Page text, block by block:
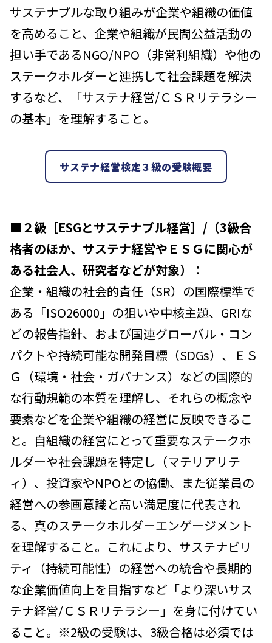
サステナブルな取り組みが企業や組織の価値
を高めること、企業や組織が民間公益活動の
担い手であるNGO/NPO（非営利組織）や他の
ステークホルダーと連携して社会課題を解決
するなど、「サステナ経営/ＣＳＲリテラシー
の基本」を理解すること。
サステナ経営検定３級の受験概要
■ ２級［ESGとサステナブル経営］/（3級合
格者のほか、サステナ経営やＥＳＧに関心が
ある社会人、研究者などが対象）：
企業・組織の社会的責任（SR）の国際標準で
ある「ISO26000」の狙いや中核主題、GRIな
どの報告指針、および国連グローバル・コン
パクトや持続可能な開発目標（SDGs）、ＥＳ
Ｇ（環境・社会・ガバナンス）などの国際的
な行動規範の本質を理解し、それらの概念や
要素などを企業や組織の経営に反映できるこ
と。自組織の経営にとって重要なステークホ
ルダーや社会課題を特定し（マテリアリテ
ィ）、投資家やNPOとの協働、また従業員の
経営への参画意識と高い満足度に代表され
る、真のステークホルダーエンゲージメント
を理解すること。これにより、サステナビリ
ティ（持続可能性）の経営への統合や長期的
な企業価値向上を目指すなど「より深いサス
テナ経営/ＣＳＲリテラシー」を身に付けてい
ること。※2級の受験は、3級合格は必須では